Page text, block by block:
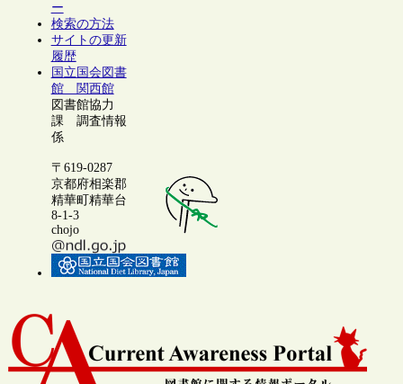
ー
検索の方法
サイトの更新
履歴
国立国会図書
館 関西館
図書館協力
課 調査情報
係
〒619-0287
京都府相楽郡
精華町精華台
8-1-3
chojo